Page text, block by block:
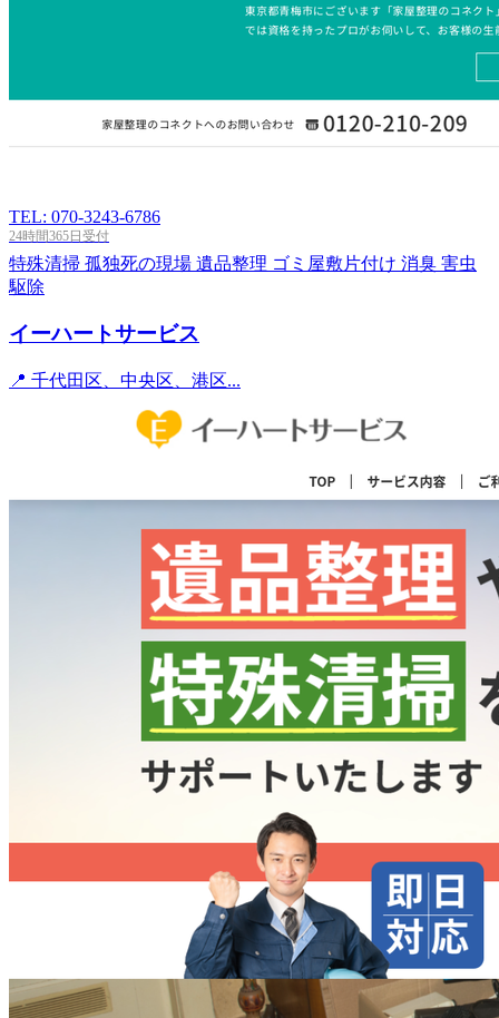
TEL: 070-3243-6786
24時間365日受付
特殊清掃 孤独死の現場 遺品整理 ゴミ屋敷片付け 消臭 害虫
駆除
イーハートサービス
📍 千代田区、中央区、港区...